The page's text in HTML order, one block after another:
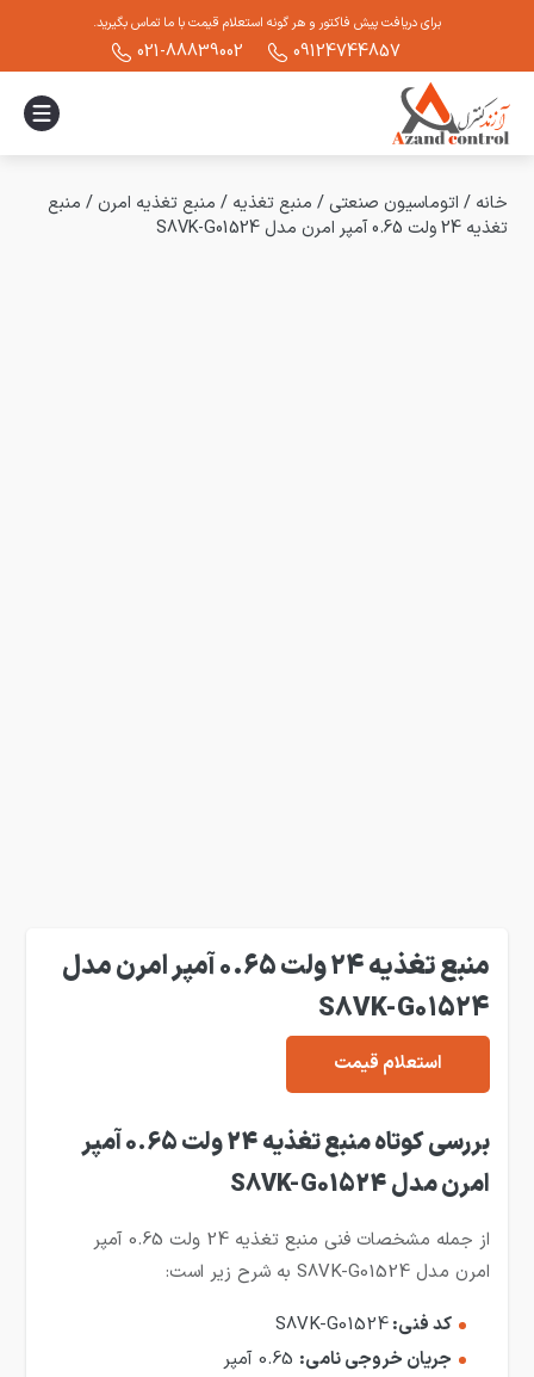
برای دریافت پیش فاکتور و هر گونه استعلام قیمت با ما تماس بگیرید.
09124744857
021-88839002
خانه / اتوماسیون صنعتی / منبع تغذیه / منبع تغذیه امرن / منبع
تغذیه 24 ولت 0.65 آمپر امرن مدل S8VK-G01524
منبع تغذیه 24 ولت 0.65 آمپر امرن مدل
S8VK-G01524
استعلام قیمت
بررسی کوتاه منبع تغذیه 24 ولت 0.65 آمپر
امرن مدل S8VK-G01524
از جمله مشخصات فنی منبع تغذیه 24 ولت 0.65 آمپر
امرن مدل S8VK-G01524 به شرح زیر است:
کد فنی:S8VK-G01524
جریان خروجی نامی: